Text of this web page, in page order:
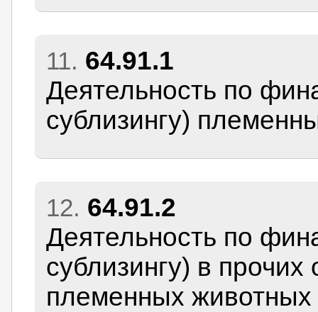
11. 64.91.1
Деятельность по
сублизингу)
12. 64.91.2
Деятельность по
сублизингу) в прочих
племенных животных